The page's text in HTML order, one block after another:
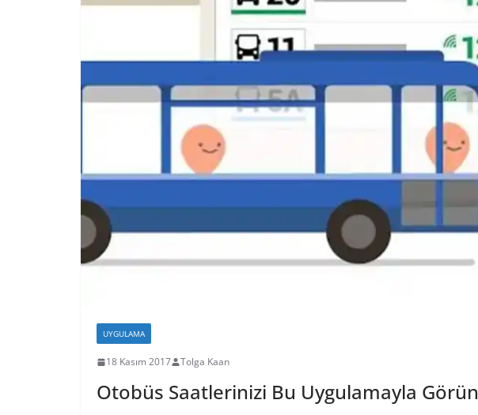
UYGULAMA
18 Kasım 2017 Tolga Kaan
Otobüs Saatlerinizi Bu Uygulamayla Görün